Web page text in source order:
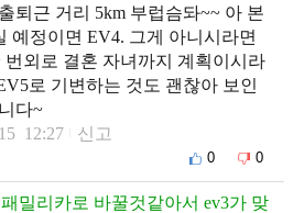
퇴근 거리 5km 부럽슴돠~~ 아 본
예정이면 EV4. 그게 아니시라면
외로 결혼 자녀까지 계획이시라
로 기변하는 것도 괜찮아 보인
다~
12:27 신고
0 0
밀리카로 바꿀것같아서 ev3가 맞